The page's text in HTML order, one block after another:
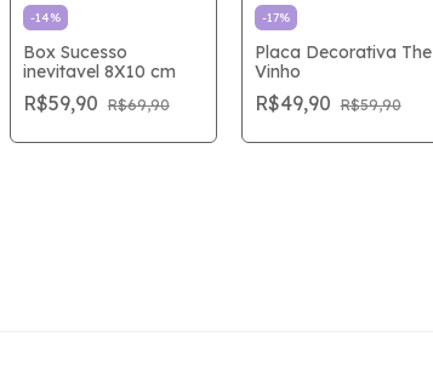
-14%
Box Sucesso
inevitavel 8X10 cm
R$59,90 R$69,90
-17%
Placa Decorativa The
Vinho
R$49,90 R$59,90